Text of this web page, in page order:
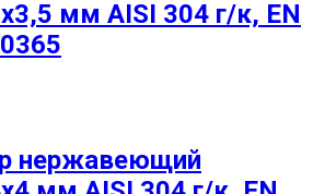
мм AISI 304 г/к, EN
нержавеющий